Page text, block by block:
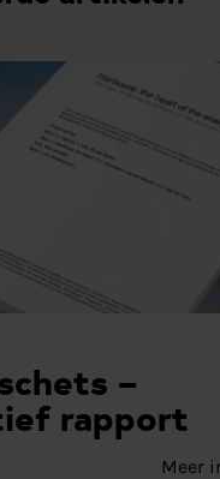
–
rapport
Meer